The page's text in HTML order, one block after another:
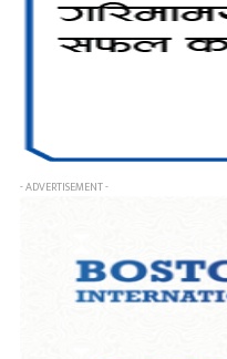
- ADVERTISEMENT -